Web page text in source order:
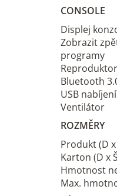
CONSOLE
Displej
Zobrazit
programy
Bluetooth
USB nabíjení
Ventilátor
ROZMĚRY
Produkt (D x
Karton (D x
Hmotnost
Max.